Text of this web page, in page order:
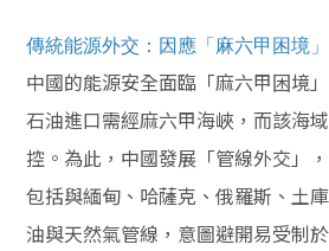
傳統能源外交：因應「麻六甲困境」
中國的能源安全面臨「麻六甲困
石油進口需經麻六甲海峽，而該海
控。為此，中國發展「管線外交」
包括與緬甸、哈薩克、俄羅斯、土
油與天然氣管線，意圖避開易受制